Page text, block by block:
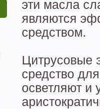
эти масла
являются
средством.
Цитрусовые
средство
осветляют и